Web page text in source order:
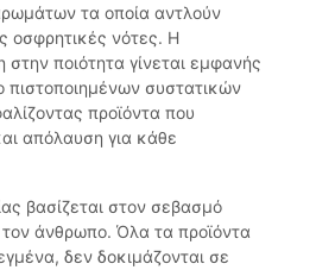
τα οποία αντλούν
οσφρητικές νότες. Η
ποιότητα γίνεται εμφανής
συστατικών
προϊόντα που
απόλαυση για κάθε
βασίζεται στον σεβασμό
άνθρωπο. Όλα τα προϊόντα
δεν δοκιμάζονται σε